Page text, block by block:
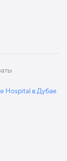
Hospital в Дубае